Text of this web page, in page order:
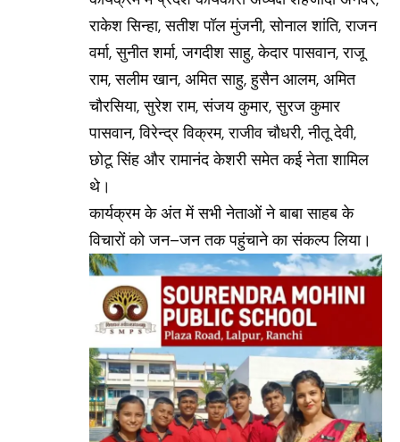
राकेश सिन्हा, सतीश पॉल मुंजनी, सोनाल शांति, राजन
वर्मा, सुनीत शर्मा, जगदीश साहु, केदार पासवान, राजू
राम, सलीम खान, अमित साहु, हुसैन आलम, अमित
चौरसिया, सुरेश राम, संजय कुमार, सुरज कुमार
पासवान, विरेन्द्र विक्रम, राजीव चौधरी, नीतू देवी,
छोटू सिंह और रामानंद केशरी समेत कई नेता शामिल
थे।
कार्यक्रम के अंत में सभी नेताओं ने बाबा साहब के
विचारों को जन–जन तक पहुंचाने का संकल्प लिया।